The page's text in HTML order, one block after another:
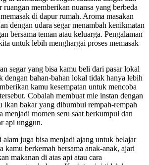
ruangan memberikan nuansa yang berbeda
di dapur rumah. Aroma masakan
dengan udara segar menambah kenikmatan
bersama teman atau keluarga. Pengalaman
untuk lebih menghargai proses memasak
segar yang bisa kamu beli dari pasar lokal
dengan bahan-bahan lokal tidak hanya lebih
kamu kesempatan untuk mencoba
Cobalah membuat mie instan dengan
ikan bakar yang dibumbui rempah-rempah
menjadi momen seru saat berkumpul dan
api unggun.
alam juga bisa menjadi ajang untuk belajar
kamu berkemah bersama anak-anak, ajari
makanan di atas api atau cara